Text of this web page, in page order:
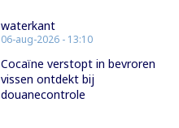
waterkant
06-aug-2026 - 13:10
Cocaïne verstopt in bevroren
vissen ontdekt bij
douanecontrole